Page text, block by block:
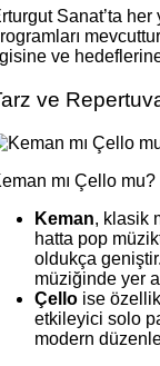
Sanat’ta
ve
ve
mı Çello mu?
Keman, klasik
hatta pop
oldukça
müziğinde yer
Çello ise
etkileyici solo
modern